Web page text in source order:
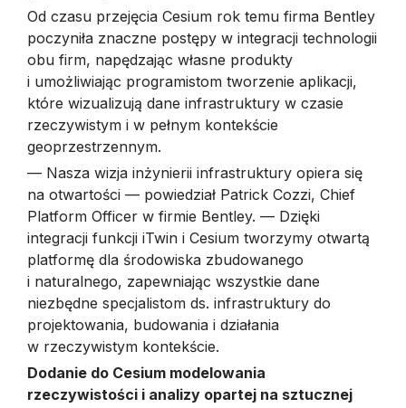
Od czasu przejęcia Cesium rok temu firma Bentley
poczyniła znaczne postępy w integracji technologii
obu firm, napędzając własne produkty
i umożliwiając programistom tworzenie aplikacji,
które wizualizują dane infrastruktury w czasie
rzeczywistym i w pełnym kontekście
geoprzestrzennym.
— Nasza wizja inżynierii infrastruktury opiera się
na otwartości — powiedział Patrick Cozzi, Chief
Platform Officer w firmie Bentley. — Dzięki
integracji funkcji iTwin i Cesium tworzymy otwartą
platformę dla środowiska zbudowanego
i naturalnego, zapewniając wszystkie dane
niezbędne specjalistom ds. infrastruktury do
projektowania, budowania i działania
w rzeczywistym kontekście.
Dodanie do Cesium modelowania
rzeczywistości i analizy opartej na sztucznej